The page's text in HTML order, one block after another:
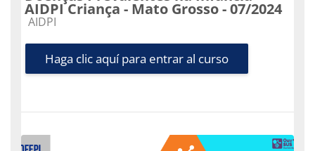
AIDPI Criança - Mato Grosso - 07/2024
Categoría de cursos
AIDPI
Haga clic aquí para entrar al curso